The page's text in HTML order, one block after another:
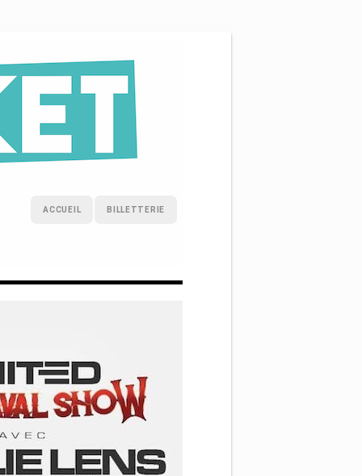
ACCUEIL BILLETTERIE